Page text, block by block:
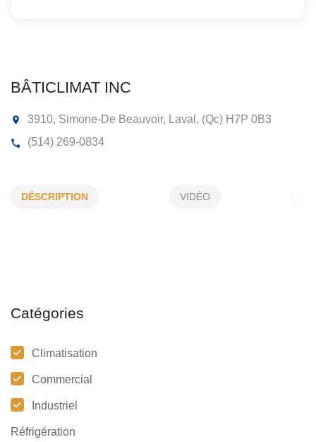
BÂTICLIMAT INC
DÉSCRIPTION VIDÉO
Catégories
Climatisation
Commercial
Industriel
Réfrigération